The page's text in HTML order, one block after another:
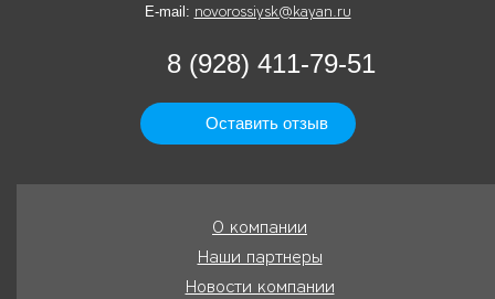
E-mail: novorossiysk@kayan.ru
8 (928) 411-79-51
Оставить отзыв
О компании
Наши партнеры
Новости компании